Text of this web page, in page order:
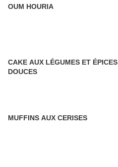
OUM HOURIA
CAKE AUX LÉGUMES ET ÉPICES
DOUCES
MUFFINS AUX CERISES